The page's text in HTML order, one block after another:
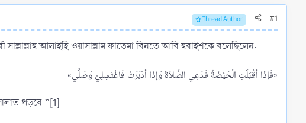
Thread Author #1
আলাইহি ওয়াসাল্লাম ফাতেমা বিনতে আবি হুবাইশকে বলেছিলেন:
«فَإذَا أقْبَلَتِ الْحَيْضَةُ فَدَعِي الصَّلاَةَ وَإذَا أدْبَرَتْ فَاغْتَسِلِيْ وَصَلِّي»​
পড়বে।”[1]